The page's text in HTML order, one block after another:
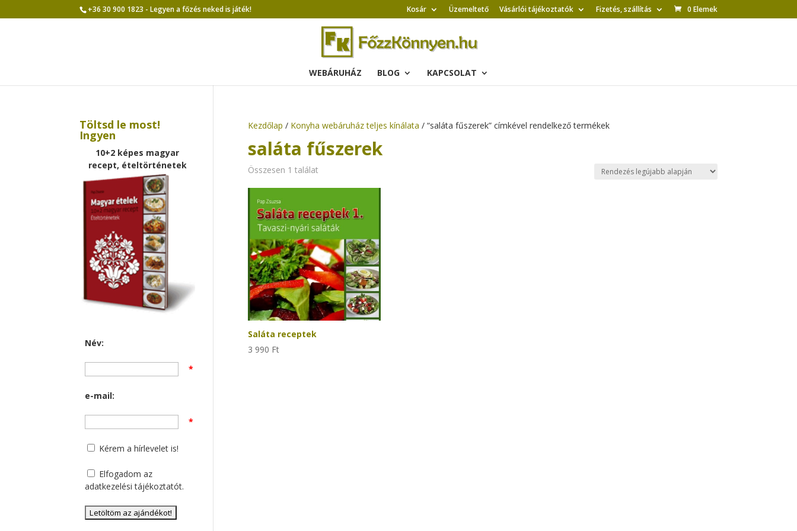
+36 30 900 1823 - Legyen a főzés neked is játék! Kosár Üzemeltető Vásárlói tájékoztatók Fizetés, szállítás 0 Elemek
WEBÁRUHÁZ BLOG KAPCSOLAT
Kezdőlap / Konyha webáruház teljes kínálata / “saláta fűszerek” címkével rendelkező termékek
saláta fűszerek
Összesen 1 találat
Saláta receptek
3 990 Ft
Töltsd le most!
Ingyen
10+2 képes magyar
recept, ételtörténetek
Név:
*
e-mail:
*
Kérem a hírlevelet is!
Elfogadom az
adatkezelési tájékoztatót.